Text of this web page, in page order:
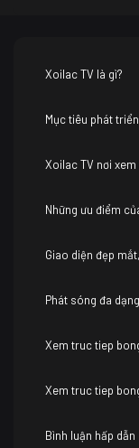
Xoilac TV là gì?
Mục tiêu phát
Xoilac TV nơi
Những ưu điểm
Giao diện đẹp
Phát sóng đa
Xem truc tiep
Xem truc tiep
Bình luận hấp dẫn